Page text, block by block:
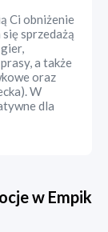
Ci obniżenie
sprzedażą
a także
oraz
W
dla
w Empik